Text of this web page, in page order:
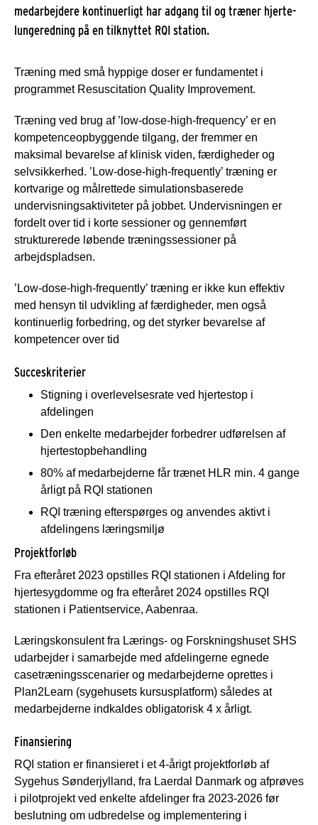
medarbejdere kontinuerligt har adgang til og træner hjerte-
lungeredning på en tilknyttet RQI station.
Træning med små hyppige doser er fundamentet i
programmet Resuscitation Quality Improvement.
Træning ved brug af ’low-dose-high-frequency’ er en
kompetenceopbyggende tilgang, der fremmer en
maksimal bevarelse af klinisk viden, færdigheder og
selvsikkerhed. ’Low-dose-high-frequently’ træning er
kortvarige og målrettede simulationsbaserede
undervisningsaktiviteter på jobbet. Undervisningen er
fordelt over tid i korte sessioner og gennemført
strukturerede løbende træningssessioner på
arbejdspladsen.
’Low-dose-high-frequently’ træning er ikke kun effektiv
med hensyn til udvikling af færdigheder, men også
kontinuerlig forbedring, og det styrker bevarelse af
kompetencer over tid
Succeskriterier
Stigning i overlevelsesrate ved hjertestop i
afdelingen
Den enkelte medarbejder forbedrer udførelsen af
hjertestopbehandling
80% af medarbejderne får trænet HLR min. 4 gange
årligt på RQI stationen
RQI træning efterspørges og anvendes aktivt i
afdelingens læringsmiljø
Projektforløb
Fra efteråret 2023 opstilles RQI stationen i Afdeling for
hjertesygdomme og fra efteråret 2024 opstilles RQI
stationen i Patientservice, Aabenraa.
Læringskonsulent fra Lærings- og Forskningshuset SHS
udarbejder i samarbejde med afdelingerne egnede
casetræningsscenarier og medarbejderne oprettes i
Plan2Learn (sygehusets kursusplatform) således at
medarbejderne indkaldes obligatorisk 4 x årligt.
Finansiering
RQI station er finansieret i et 4-årigt projektforløb af
Sygehus Sønderjylland, fra Laerdal Danmark og afprøves
i pilotprojekt ved enkelte afdelinger fra 2023-2026 før
beslutning om udbredelse og implementering i